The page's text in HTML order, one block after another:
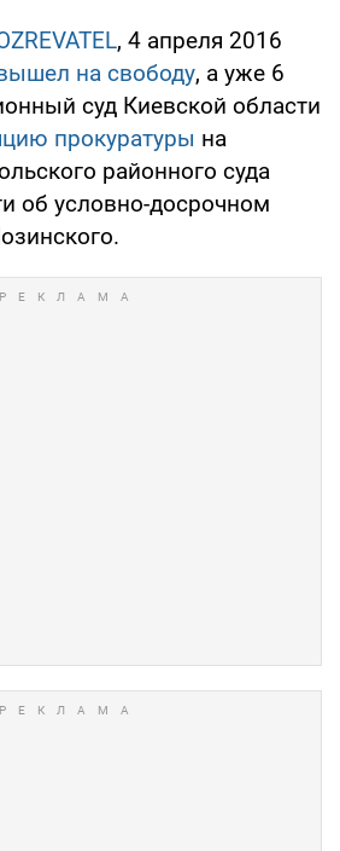
, 4 апреля 2016
на свободу, а уже 6
суд Киевской области
прокуратуры на
районного суда
об условно-досрочном